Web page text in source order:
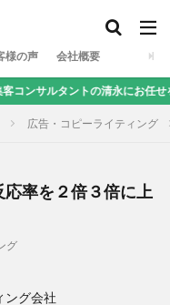
様の声 会社概要
トの清永にお任せを！
広告・コピーライティング
率を２倍３倍に上
グ
ング会社